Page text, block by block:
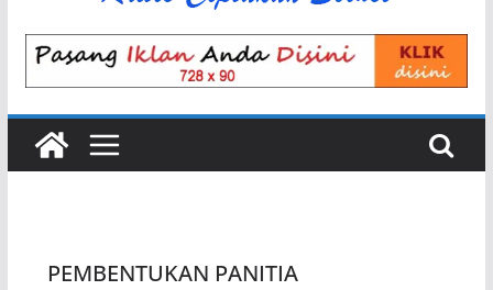
PEMBENTUKAN PANITIA